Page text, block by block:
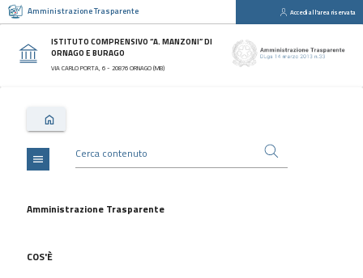
Amministrazione Trasparente Accedi all'area riservata
ISTITUTO COMPRENSIVO “A. MANZONI” DI
ORNAGO E BURAGO
VIA CARLO PORTA, 6 - 20876 ORNAGO (MB)
Sezioni
Disposizioni
Generali
Consulenti
collaboratori
Bandi
Performance
menu
Amministrazione Trasparente
COS'È